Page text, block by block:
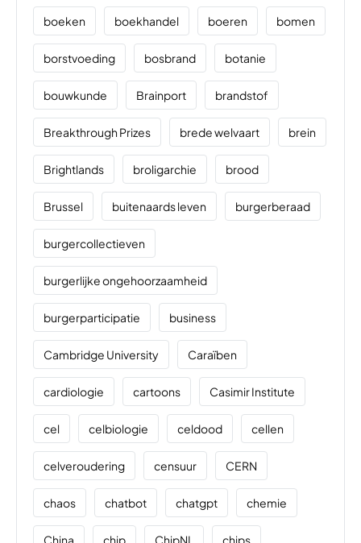
boeken boekhandel boeren bomen
borstvoeding bosbrand botanie
bouwkunde Brainport brandstof
Breakthrough Prizes brede welvaart brein
Brightlands broligarchie brood
Brussel buitenaards leven burgerberaad
burgercollectieven
burgerlijke ongehoorzaamheid
burgerparticipatie business
Cambridge University Caraïben
cardiologie cartoons Casimir Institute
cel celbiologie celdood cellen
celveroudering censuur CERN
chaos chatbot chatgpt chemie
China chip ChipNL chips